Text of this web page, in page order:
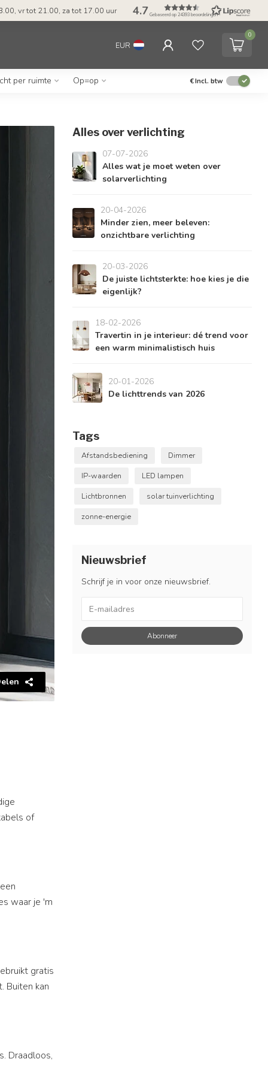
vr tot 21.00, za tot 17.00 uur 4.7 Gebaseerd op 24393 beoordelingen
EUR
0
per ruimte Op=op €Incl. btw
of
waar je 'm
gratis
Buiten kan
Draadloos,
Alles over verlichting
07-07-2026
Alles wat je moet weten over
solarverlichting
20-04-2026
Minder zien, meer beleven:
onzichtbare verlichting
20-03-2026
De juiste lichtsterkte: hoe kies je die
eigenlijk?
18-02-2026
Travertin in je interieur: dé trend voor
een warm minimalistisch huis
20-01-2026
De lichttrends van 2026
Tags
Afstandsbediening
Dimmer
IP-waarden
LED lampen
Lichtbronnen
solar tuinverlichting
zonne-energie
Nieuwsbrief
Schrijf je in voor onze nieuwsbrief.
Abonneer